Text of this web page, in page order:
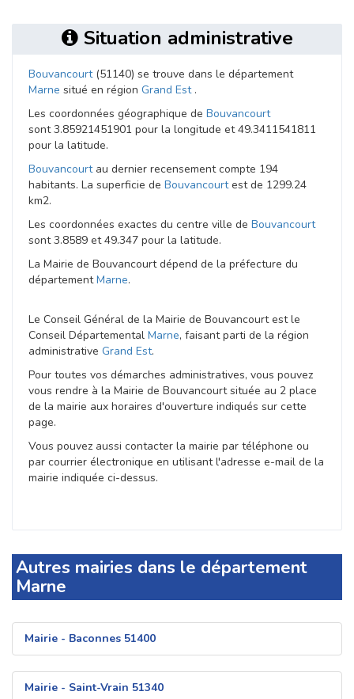
Situation administrative
Bouvancourt(51140) se trouve dans le département
Marne situé en région Grand Est.
Les coordonnées géographique de Bouvancourt
sont 3.85921451901 pour la longitude et 49.3411541811
pour la latitude.
Bouvancourtau dernier recensement compte 194
habitants. La superficie de Bouvancourtest de 1299.24
km2.
Les coordonnées exactes du centre ville de Bouvancourt
sont 3.8589 et 49.347 pour la latitude.
La Mairie de Bouvancourt dépend de la préfecture du
départementMarne.
Le Conseil Général de la Mairie de Bouvancourt est le
Conseil Départemental Marne, faisant parti de la région
administrative Grand Est.
Pour toutes vos démarches administratives, vous pouvez
vous rendre à la Mairie de Bouvancourt située au 2 place
de la mairie aux horaires d'ouverture indiqués sur cette
page.
Vous pouvez aussi contacter la mairie par téléphone ou
par courrier électronique en utilisant l'adresse e-mail de la
mairie indiquée ci-dessus.
Autres mairies dans le département
Marne
Mairie - Baconnes 51400
Mairie - Saint-Vrain 51340